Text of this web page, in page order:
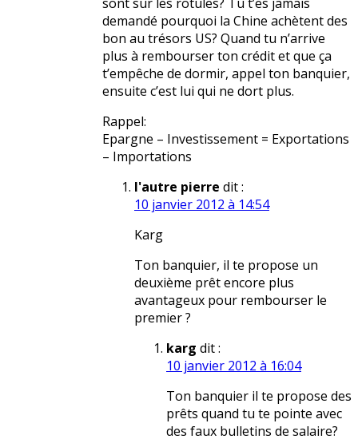
demandé pourquoi la Chine achètent des
bon au trésors US? Quand tu n’arrive
plus à rembourser ton crédit et que ça
t’empêche de dormir, appel ton banquier,
ensuite c’est lui qui ne dort plus.
Rappel:
Epargne – Investissement = Exportations
– Importations
l'autre pierre dit :
10 janvier 2012 à 14:54
Karg
Ton banquier, il te propose un
deuxième prêt encore plus
avantageux pour rembourser le
premier ?
karg dit :
10 janvier 2012 à 16:04
Ton banquier il te propose des
prêts quand tu te pointe avec
des faux bulletins de salaire?